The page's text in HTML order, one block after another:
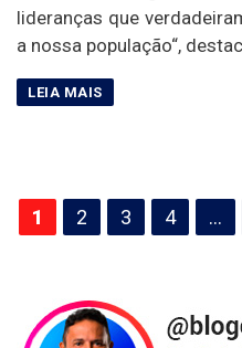
lideranças que
a nossa população“,
Paginação
de
1 2 3 4 …